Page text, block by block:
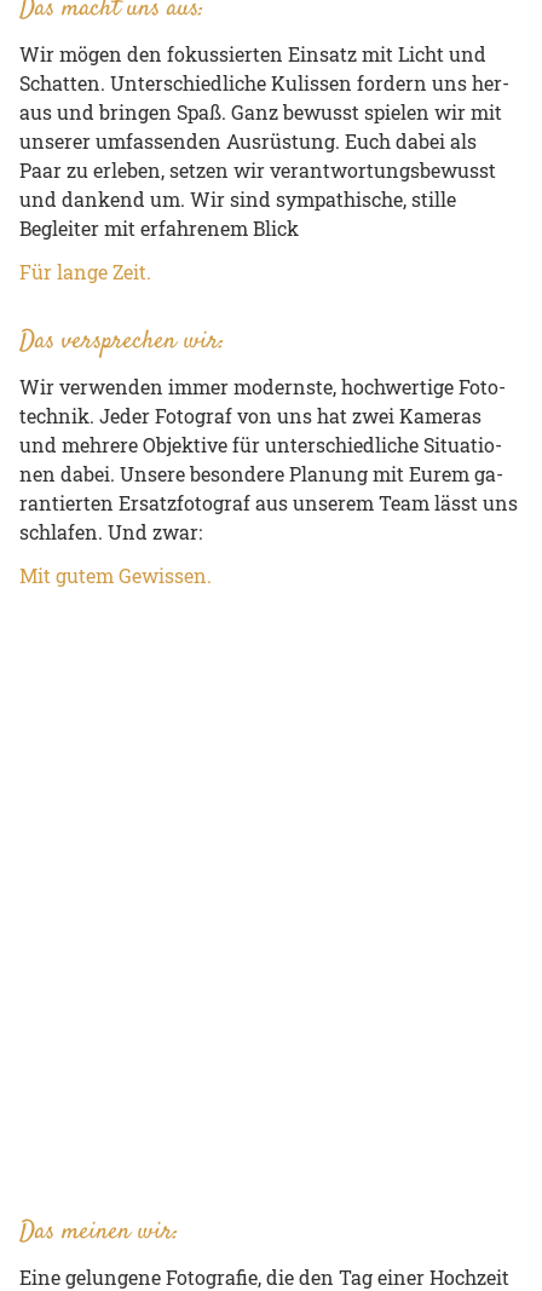
Das macht uns aus:
Wir mögen den fo­kus­sier­ten Ein­satz mit Licht und
Schat­ten. Un­ter­schied­li­che Ku­lis­sen for­dern uns her­
aus und brin­gen Spaß. Ganz be­wusst spie­len wir mit
un­se­rer um­fas­sen­den Aus­rüs­tung. Euch dabei als
Paar zu er­le­ben, set­zen wir ver­ant­wor­tungs­be­wusst
und dan­kend um. Wir sind sympathische, stille
Begleiter mit erfahrenem Blick
Für lange Zeit.
Das versprechen wir:
Wir ver­wen­den immer mo­derns­te, hoch­wer­ti­ge Fo­to­
tech­nik. Jeder Fo­to­graf von uns hat zwei Ka­me­ras
und meh­re­re Ob­jek­ti­ve für un­ter­schied­li­che Si­tua­tio­
nen dabei. Un­se­re be­son­de­re Pla­nung mit Eurem ga­
ran­tier­ten Er­satz­fo­to­graf aus un­se­rem Team lässt uns
schla­fen. Und zwar:
Mit gutem Ge­wis­sen.
Das meinen wir:
Eine ge­lun­ge­ne Fo­to­gra­fie, die den Tag einer Hoch­zeit